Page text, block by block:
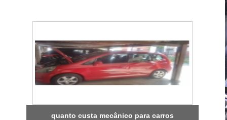
quanto custa mecânico para carros